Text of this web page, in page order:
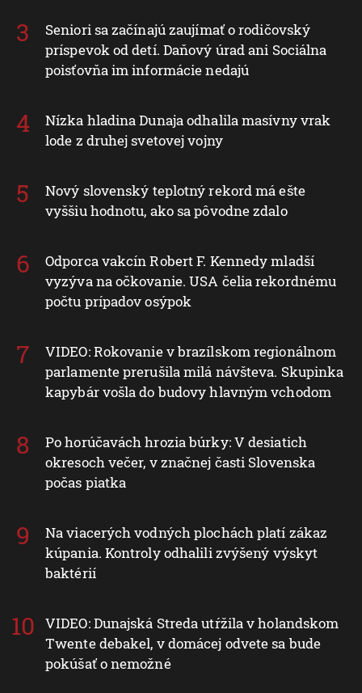
Seniori sa začínajú zaujímať o rodičovský
príspevok od detí. Daňový úrad ani Sociálna
poisťovňa im informácie nedajú
Nízka hladina Dunaja odhalila masívny vrak
lode z druhej svetovej vojny
Nový slovenský teplotný rekord má ešte
vyššiu hodnotu, ako sa pôvodne zdalo
Odporca vakcín Robert F. Kennedy mladší
vyzýva na očkovanie. USA čelia rekordnému
počtu prípadov osýpok
VIDEO: Rokovanie v brazílskom regionálnom
parlamente prerušila milá návšteva. Skupinka
kapybár vošla do budovy hlavným vchodom
Po horúčavách hrozia búrky: V desiatich
okresoch večer, v značnej časti Slovenska
počas piatka
Na viacerých vodných plochách platí zákaz
kúpania. Kontroly odhalili zvýšený výskyt
baktérií
VIDEO: Dunajská Streda utŕžila v holandskom
Twente debakel, v domácej odvete sa bude
pokúšať o nemožné